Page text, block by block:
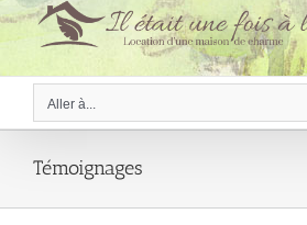
Aller à...
Témoignages